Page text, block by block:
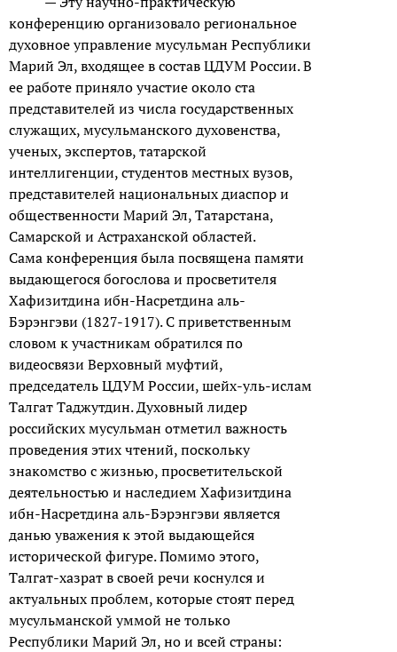
конференцию организовало региональное
духовное управление мусульман Республики
Марий Эл, входящее в состав ЦДУМ России. В
ее работе приняло участие около ста
представителей из числа государственных
служащих, мусульманского духовенства,
ученых, экспертов, татарской
интеллигенции, студентов местных вузов,
представителей национальных диаспор и
общественности Марий Эл, Татарстана,
Самарской и Астраханской областей.
Сама конференция была посвящена памяти
выдающегося богослова и просветителя
Хафизитдина ибн-Насретдина аль-
Бэрэнгэви (1827-1917). С приветственным
словом к участникам обратился по
видеосвязи Верховный муфтий,
председатель ЦДУМ России, шейх-уль-ислам
Талгат Таджутдин. Духовный лидер
российских мусульман отметил важность
проведения этих чтений, поскольку
знакомство с жизнью, просветительской
деятельностью и наследием Хафизитдина
ибн-Насретдина аль-Бэрэнгэви является
данью уважения к этой выдающейся
исторической фигуре. Помимо этого,
Талгат-хазрат в своей речи коснулся и
актуальных проблем, которые стоят перед
мусульманской уммой не только
Республики Марий Эл, но и всей страны: